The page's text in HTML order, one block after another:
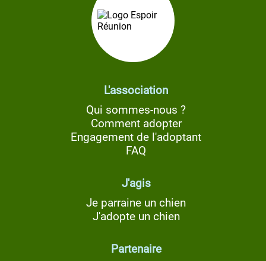
L'association
Qui sommes-nous ?
Comment adopter
Engagement de l'adoptant
FAQ
J'agis
Je parraine un chien
J'adopte un chien
Partenaire